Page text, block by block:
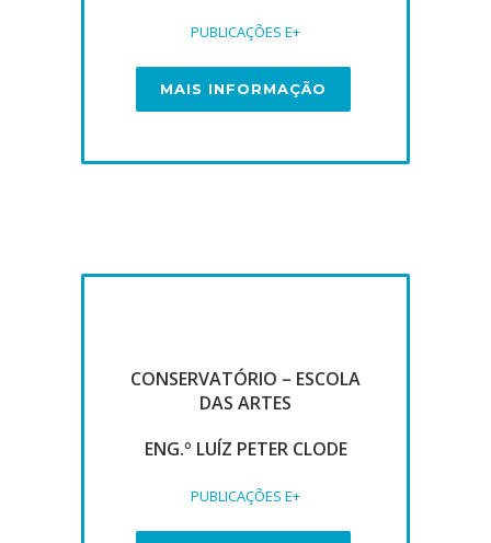
PUBLICAÇÕES E+
MAIS INFORMAÇÃO
CONSERVATÓRIO – ESCOLA
DAS ARTES
ENG.º LUÍZ PETER CLODE
PUBLICAÇÕES E+